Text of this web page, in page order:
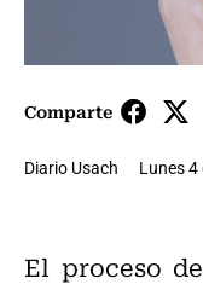
Comparte
Diario Usach Lunes 4
El proceso